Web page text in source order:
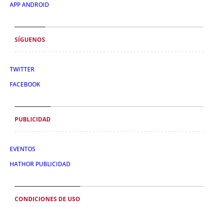
APP ANDROID
SÍGUENOS
TWITTER
FACEBOOK
PUBLICIDAD
EVENTOS
HATHOR PUBLICIDAD
CONDICIONES DE USO